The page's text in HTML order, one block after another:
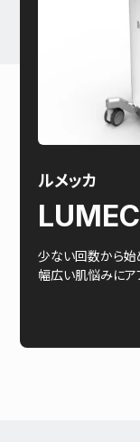
ルメッカ
少ない回数から始
幅広い肌悩みに